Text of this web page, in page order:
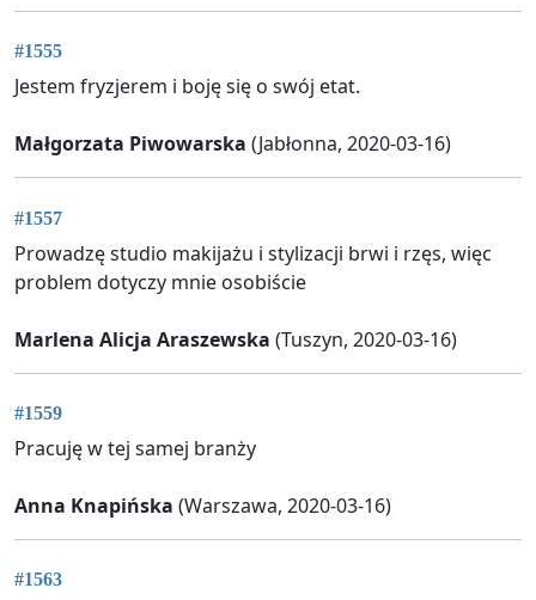
#1555
Jestem fryzjerem i boję się o swój etat.
Małgorzata Piwowarska (Jabłonna, 2020-03-16)
#1557
Prowadzę studio makijażu i stylizacji brwi i rzęs, więc
problem dotyczy mnie osobiście
Marlena Alicja Araszewska (Tuszyn, 2020-03-16)
#1559
Pracuję w tej samej branży
Anna Knapińska (Warszawa, 2020-03-16)
#1563